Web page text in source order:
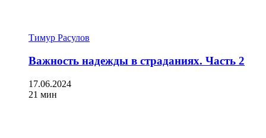
Тимур Расулов
Важность надежды в страданиях. Часть 2
17.06.2024
21 мин